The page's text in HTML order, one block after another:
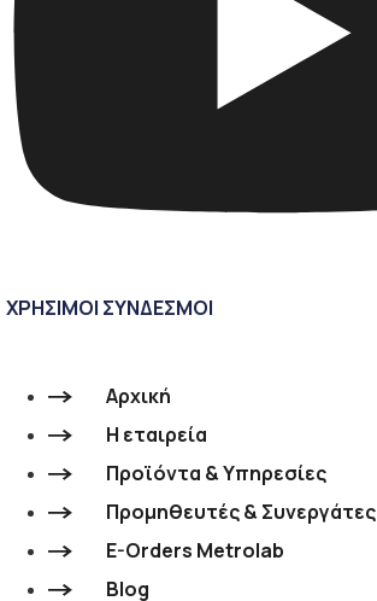
ΧΡΗΣΙΜΟΙ ΣΥΝΔΕΣΜΟΙ
Αρχική
Η εταιρεία
Προϊόντα & Υπηρεσίες
Προμηθευτές & Συνεργάτες
E-Orders Metrolab
Blog